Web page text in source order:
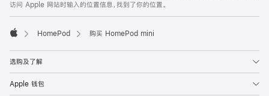
访问 Apple 网站时输入的位置信息，找到了你的位置。
HomePod 购买 HomePod mini
选购及了解
Apple 钱包